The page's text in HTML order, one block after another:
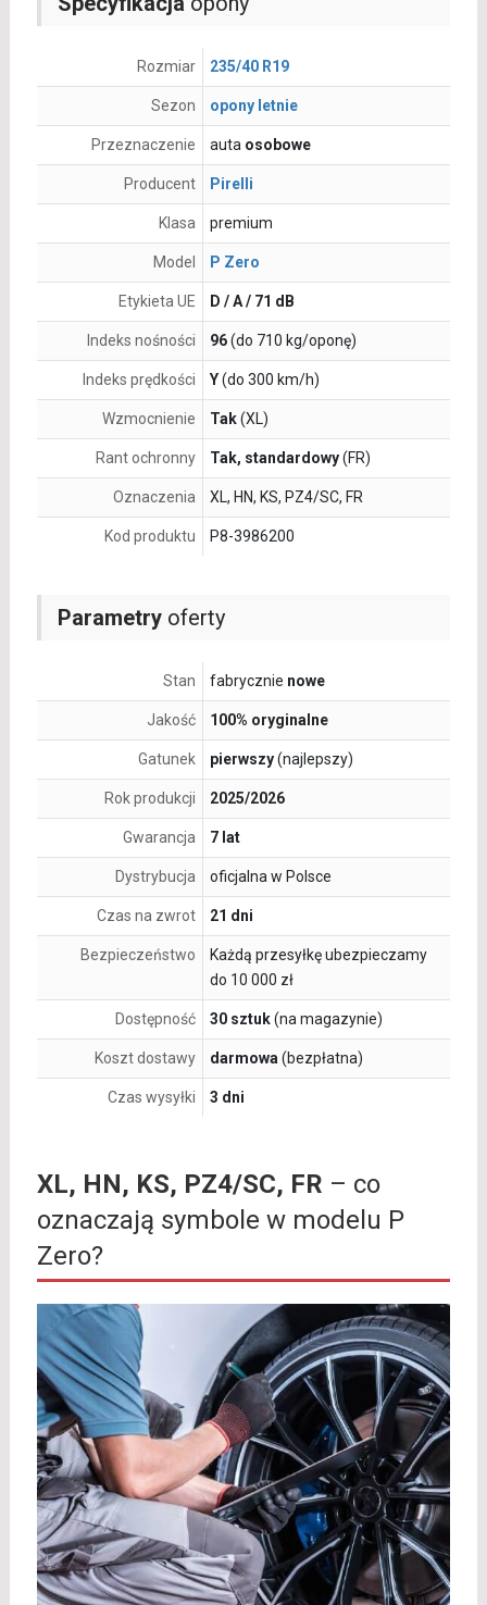
Parametryoferty
Stan fabrycznie nowe
Jakość 100% oryginalne
Gatunek pierwszy(najlepszy)
Rok produkcji 2025/2026
Gwarancja 7 lat
Dystrybucja oficjalna w Polsce
Czas na zwrot 21 dni
Bezpieczeństwo
Każdą przesyłkę ubezpieczamy
do 10 000 zł
Dostępność 30 sztuk(na magazynie)
Koszt dostawy darmowa (bezpłatna)
Czas wysyłki 3 dni
Rozmiar 235/40 R19
Sezon opony letnie
Przeznaczenie auta osobowe
Producent Pirelli
Klasa premium
Model P Zero
Etykieta UE D / A / 71 dB
Indeks nośności 96(do 710 kg/oponę)
Indeks prędkości Y(do 300 km/h)
Wzmocnienie Tak(XL)
Rant ochronny Tak, standardowy(FR)
Oznaczenia XL, HN, KS, PZ4/SC, FR
Kod produktu P8-3986200
XL, HN, KS, PZ4/SC, FR – co
oznaczają symbole w modelu P
Zero?